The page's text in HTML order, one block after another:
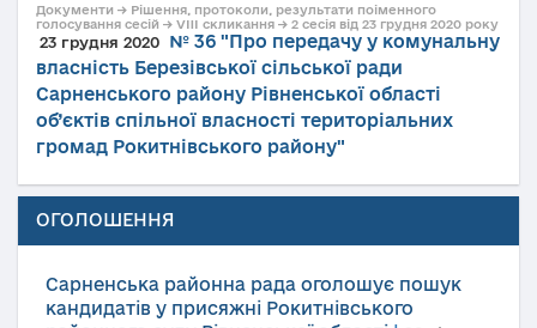
Документи → Рішення, протоколи, результати поіменного
голосування сесій → VIII скликання → 2 сесія від 23 грудня 2020 року
23 грудня 2020
№ 36 "Про передачу у комунальну
власність Березівської сільської ради
Сарненського району Рівненської області
об’єктів спільної власності територіальних
громад Рокитнівського району"
ОГОЛОШЕННЯ
Сарненська районна рада оголошує пошук
кандидатів у присяжні Рокитнівського